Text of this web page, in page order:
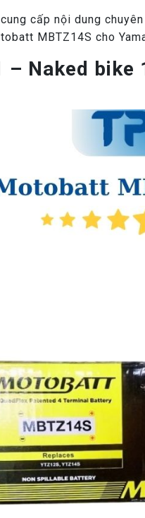
cấp nội dung
MBTZ14S cho
– Naked bike